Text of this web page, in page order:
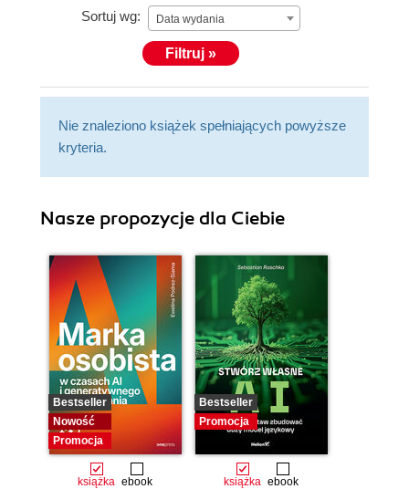
Sortuj wg: Data wydania
Filtruj »
Nie znaleziono książek spełniających powyższe
kryteria.
Nasze propozycje dla Ciebie
Bestseller
Nowość
Promocja
książka ebook
Bestseller
Promocja
książka ebook